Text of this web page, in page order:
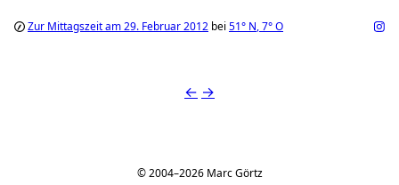
Zur Mittagszeit am 29. Februar 2012 bei 51° N,7°O
← →
© 2004–2026 Marc Görtz